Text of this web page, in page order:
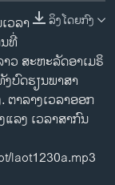
ລິງໂດຍກົງ
ວລາ
ທີ່​
ວ ສະຫະລັດ​ອ​າ​ເມ​ຣິ​
ບົດຮຽນ​ພາສາ​
ຕາລາງເວລາອອກ
ລງ ເວລາສາກົນ
laot1230a.mp3